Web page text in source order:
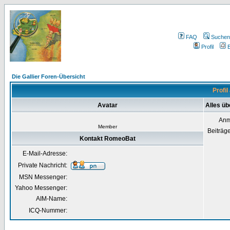
FAQ
Suchen
Profil
Die Gallier Foren-Übersicht
Profil
Avatar Alles
Member
Kontakt RomeoBat
E-Mail-Adresse:
Private Nachricht:
MSN Messenger:
Yahoo Messenger:
AIM-Name:
ICQ-Nummer: